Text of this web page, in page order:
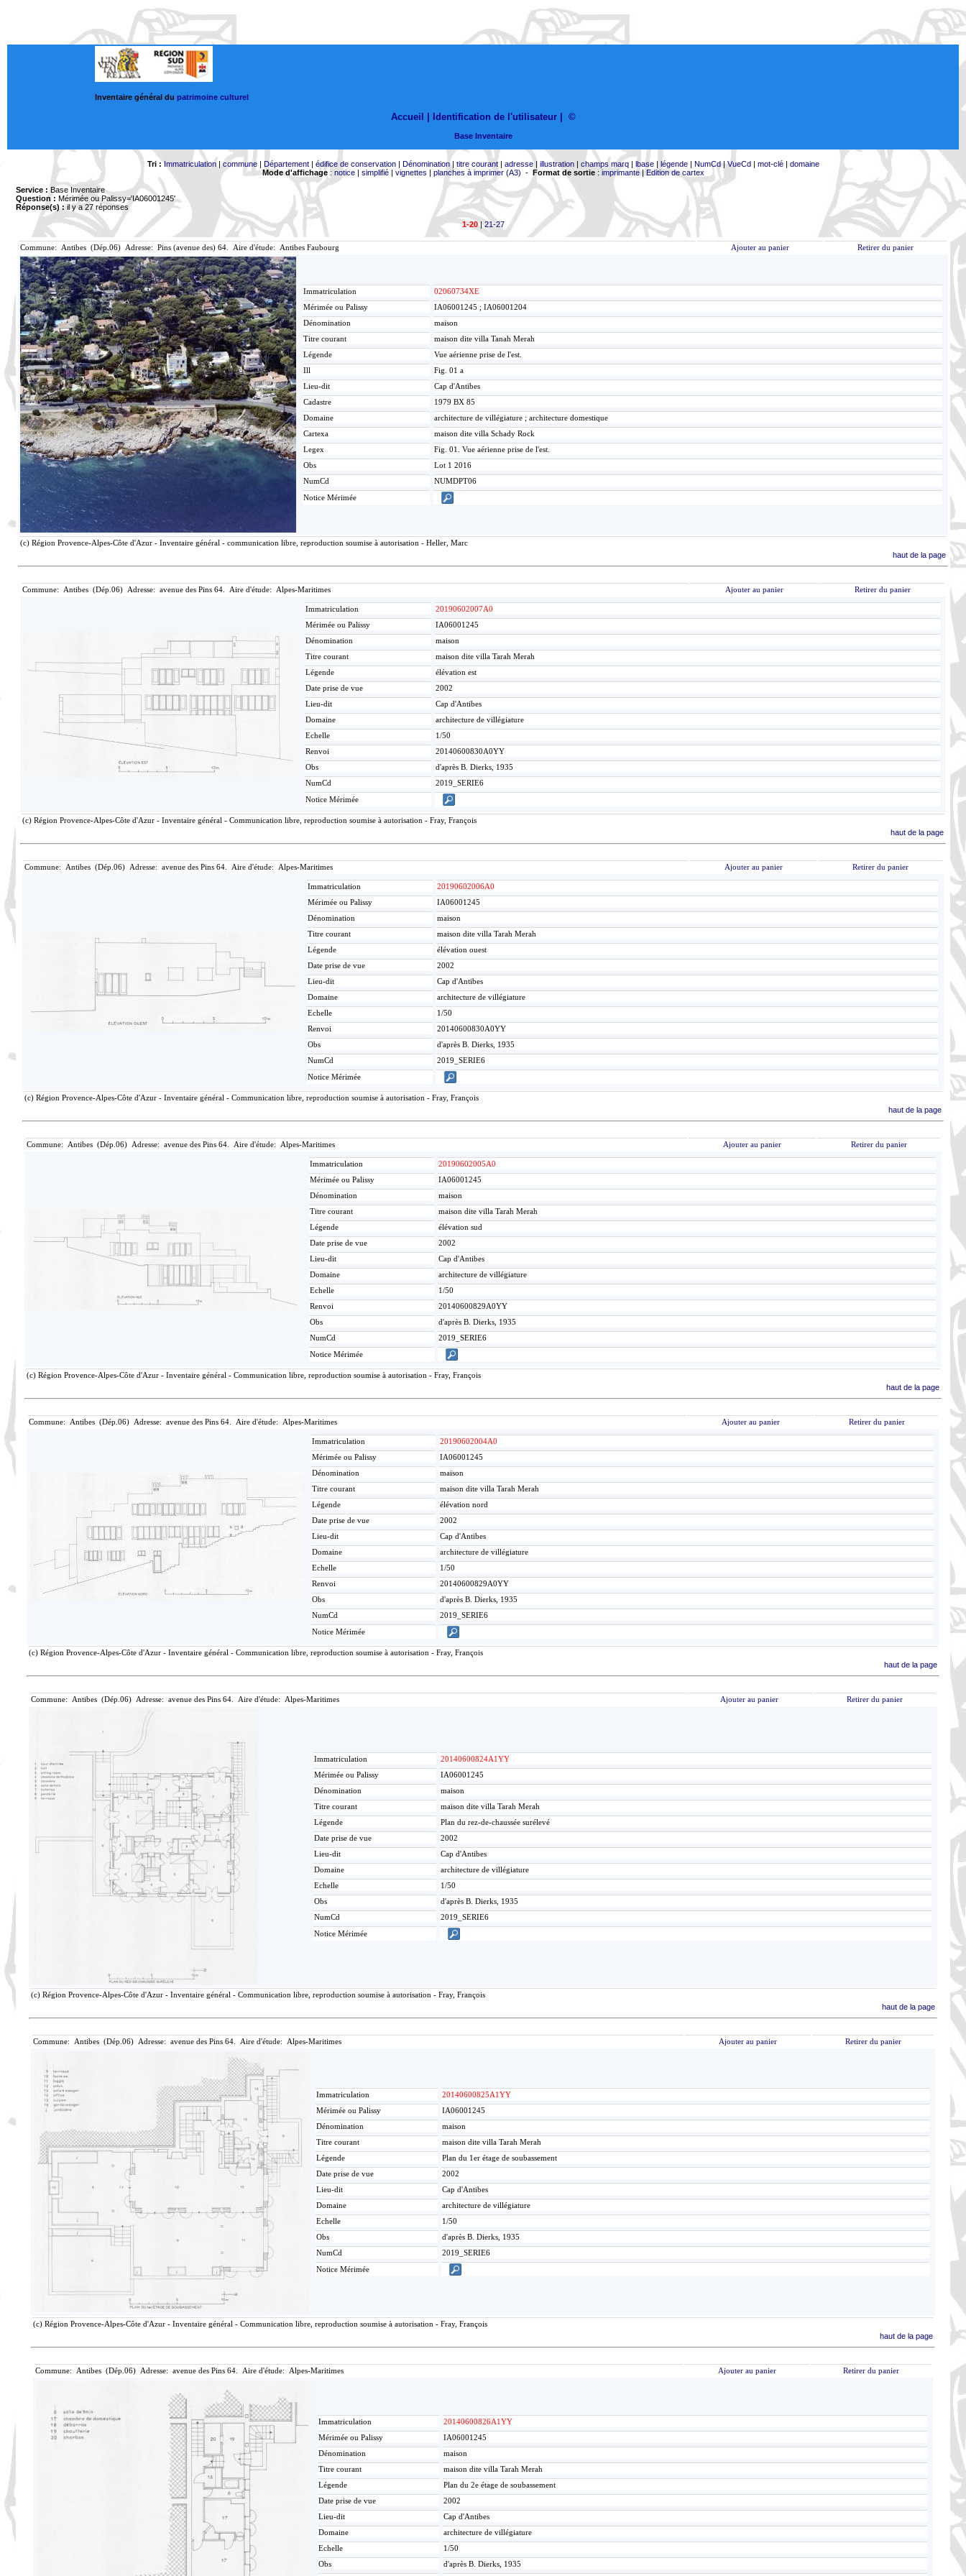
Inventaire général du patrimoine culturel
Accueil | Identification de l'utilisateur ©
Base Inventaire
Tri : Immatriculation|commune| Département| édifice de conservation| Dénomination| titre courant| adresse| illustration| champs marq| lbase| légende| NumCd|VueCd| mot-clé| domaine
Mode d'affichage: notice| simplifié| vignettes | planches à imprimer (A3) - Format de sortie: imprimante|Edition de cartex
Service : Base Inventaire
Question : Mérimée ou Palissy='IA06001245'
Réponse(s) :il y a 27 réponses
1-20|21-27
Commune: Antibes (Dép.06) Adresse: Pins (avenue des) 64. Aire d'étude: Antibes Faubourg Ajouter au panier Retirer du panier
Immatriculation
02060734XE
Mérimée ou Palissy
IA06001245 ; IA06001204
Dénomination
maison
Titre courant
maison dite villa Tanah Merah
Légende
Vue aérienne prise de l'est.
Ill
Fig. 01 a
Lieu-dit
Cap d'Antibes
Cadastre
1979 BX 85
Domaine
architecture de villégiature ; architecture domestique
Cartexa
maison dite villa Schady Rock
Legex
Fig. 01. Vue aérienne prise de l'est.
Obs
Lot 1 2016
NumCd
NUMDPT06
Notice Mérimée
(c) Région Provence-Alpes-Côte d'Azur - Inventaire général - communication libre, reproduction soumise à autorisation - Heller, Marc
haut de la page
Commune: Antibes (Dép.06) Adresse: avenue des Pins 64. Aire d'étude: Alpes-Maritimes Ajouter au panier Retirer du panier
Immatriculation
20190602007A0
Mérimée ou Palissy
IA06001245
Dénomination
maison
Titre courant
maison dite villa Tarah Merah
Légende
élévation est
Date prise de vue
2002
Lieu-dit
Cap d'Antibes
Domaine
architecture de villégiature
Echelle
1/50
Renvoi
20140600830A0YY
Obs
d'après B. Dierks, 1935
NumCd
2019_SERIE6
Notice Mérimée
(c) Région Provence-Alpes-Côte d'Azur - Inventaire général - Communication libre, reproduction soumise à autorisation - Fray, François
haut de la page
Commune: Antibes (Dép.06) Adresse: avenue des Pins 64. Aire d'étude: Alpes-Maritimes Ajouter au panier Retirer du panier
Immatriculation
20190602006A0
Mérimée ou Palissy
IA06001245
Dénomination
maison
Titre courant
maison dite villa Tarah Merah
Légende
élévation ouest
Date prise de vue
2002
Lieu-dit
Cap d'Antibes
Domaine
architecture de villégiature
Echelle
1/50
Renvoi
20140600830A0YY
Obs
d'après B. Dierks, 1935
NumCd
2019_SERIE6
Notice Mérimée
(c) Région Provence-Alpes-Côte d'Azur - Inventaire général - Communication libre, reproduction soumise à autorisation - Fray, François
haut de la page
Commune: Antibes (Dép.06) Adresse: avenue des Pins 64. Aire d'étude: Alpes-Maritimes Ajouter au panier Retirer du panier
Immatriculation
20190602005A0
Mérimée ou Palissy
IA06001245
Dénomination
maison
Titre courant
maison dite villa Tarah Merah
Légende
élévation sud
Date prise de vue
2002
Lieu-dit
Cap d'Antibes
Domaine
architecture de villégiature
Echelle
1/50
Renvoi
20140600829A0YY
Obs
d'après B. Dierks, 1935
NumCd
2019_SERIE6
Notice Mérimée
(c) Région Provence-Alpes-Côte d'Azur - Inventaire général - Communication libre, reproduction soumise à autorisation - Fray, François
haut de la page
Commune: Antibes (Dép.06) Adresse: avenue des Pins 64. Aire d'étude: Alpes-Maritimes Ajouter au panier Retirer du panier
Immatriculation
20190602004A0
Mérimée ou Palissy
IA06001245
Dénomination
maison
Titre courant
maison dite villa Tarah Merah
Légende
élévation nord
Date prise de vue
2002
Lieu-dit
Cap d'Antibes
Domaine
architecture de villégiature
Echelle
1/50
Renvoi
20140600829A0YY
Obs
d'après B. Dierks, 1935
NumCd
2019_SERIE6
Notice Mérimée
(c) Région Provence-Alpes-Côte d'Azur - Inventaire général - Communication libre, reproduction soumise à autorisation - Fray, François
haut de la page
Commune: Antibes (Dép.06) Adresse: avenue des Pins 64. Aire d'étude: Alpes-Maritimes Ajouter au panier Retirer du panier
Immatriculation
20140600824A1YY
Mérimée ou Palissy
IA06001245
Dénomination
maison
Titre courant
maison dite villa Tarah Merah
Légende
Plan du rez-de-chaussée surélevé
Date prise de vue
2002
Lieu-dit
Cap d'Antibes
Domaine
architecture de villégiature
Echelle
1/50
Obs
d'après B. Dierks, 1935
NumCd
2019_SERIE6
Notice Mérimée
(c) Région Provence-Alpes-Côte d'Azur - Inventaire général - Communication libre, reproduction soumise à autorisation - Fray, François
haut de la page
Commune: Antibes (Dép.06) Adresse: avenue des Pins 64. Aire d'étude: Alpes-Maritimes Ajouter au panier Retirer du panier
Immatriculation
20140600825A1YY
Mérimée ou Palissy
IA06001245
Dénomination
maison
Titre courant
maison dite villa Tarah Merah
Légende
Plan du 1er étage de soubassement
Date prise de vue
2002
Lieu-dit
Cap d'Antibes
Domaine
architecture de villégiature
Echelle
1/50
Obs
d'après B. Dierks, 1935
NumCd
2019_SERIE6
Notice Mérimée
(c) Région Provence-Alpes-Côte d'Azur - Inventaire général - Communication libre, reproduction soumise à autorisation - Fray, François
haut de la page
Commune: Antibes (Dép.06) Adresse: avenue des Pins 64. Aire d'étude: Alpes-Maritimes Ajouter au panier Retirer du panier
Immatriculation
20140600826A1YY
Mérimée ou Palissy
IA06001245
Dénomination
maison
Titre courant
maison dite villa Tarah Merah
Légende
Plan du 2e étage de soubassement
Date prise de vue
2002
Lieu-dit
Cap d'Antibes
Domaine
architecture de villégiature
Echelle
1/50
Obs
d'après B. Dierks, 1935